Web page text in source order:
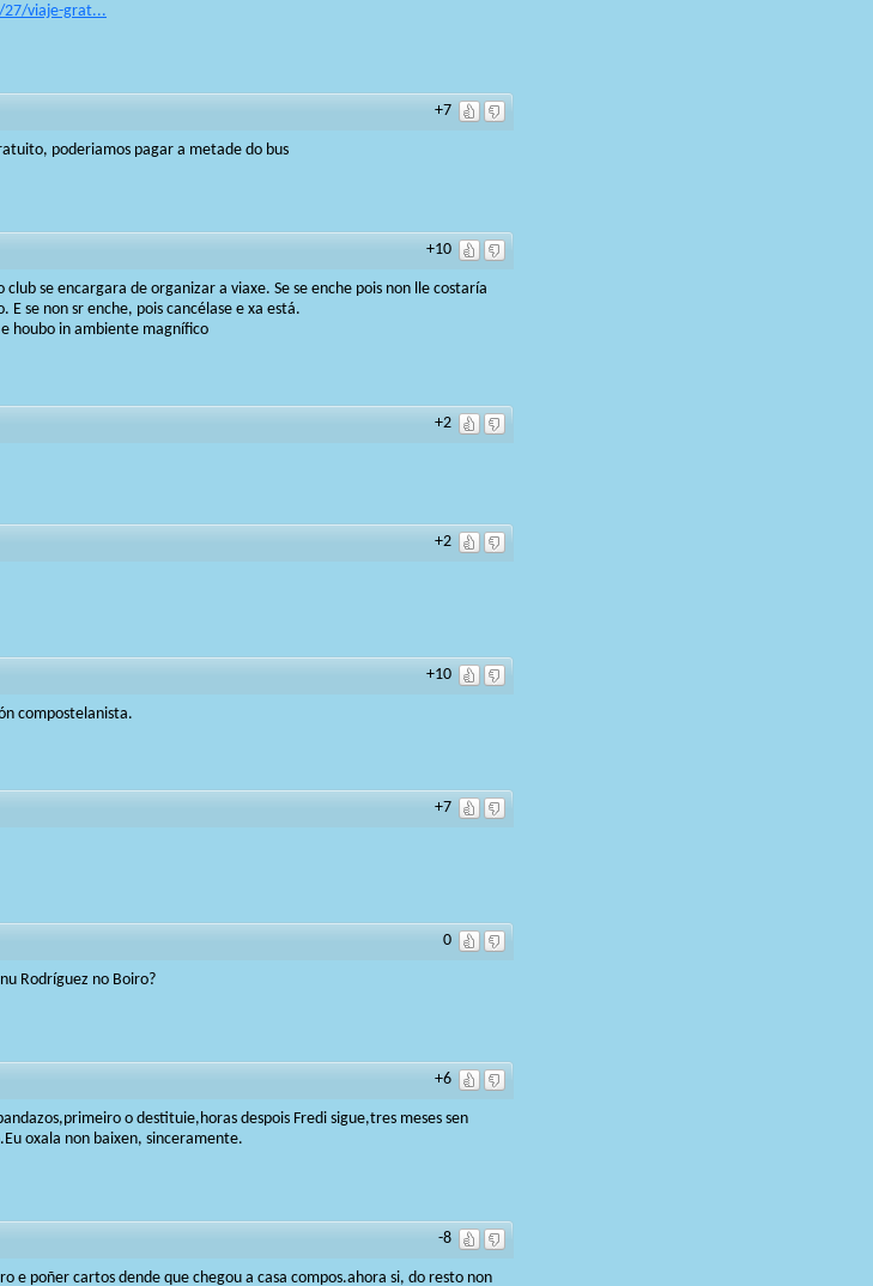
27/viaje-grat...
+7
poderiamos pagar a metade do bus
+10
se encargara de organizar a viaxe. Se se enche pois non lle costaría
se non sr enche, pois cancélase e xa está.
houbo in ambiente magnífico
+2
+2
+10
compostelanista.
+7
0
Rodríguez no Boiro?
+6
o destituie,horas despois Fredi sigue,tres meses sen
oxala non baixen, sinceramente.
-8
e poñer cartos dende que chegou a casa compos.ahora si, do resto non